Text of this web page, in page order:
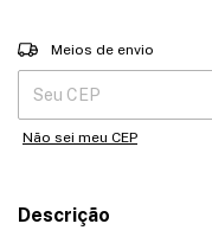
Entregas para o CEP:
Meios de envio
Não sei meu CEP
Descrição